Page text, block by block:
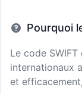
Pourquoi
Le code
internationaux
et